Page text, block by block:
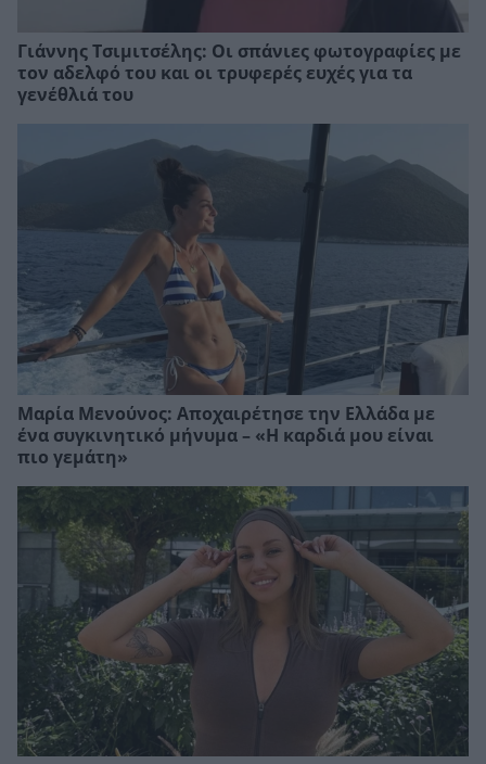
Γιάννης Τσιμιτσέλης: Οι σπάνιες φωτογραφίες με
τον αδελφό του και οι τρυφερές ευχές για τα
γενέθλιά του
Μαρία Μενούνος: Αποχαιρέτησε την Ελλάδα με
ένα συγκινητικό μήνυμα – «Η καρδιά μου είναι
πιο γεμάτη»